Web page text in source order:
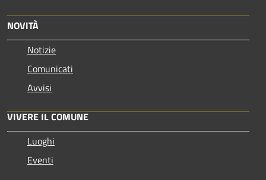
NOVITÀ
Notizie
Comunicati
Avvisi
VIVERE IL COMUNE
Luoghi
Eventi